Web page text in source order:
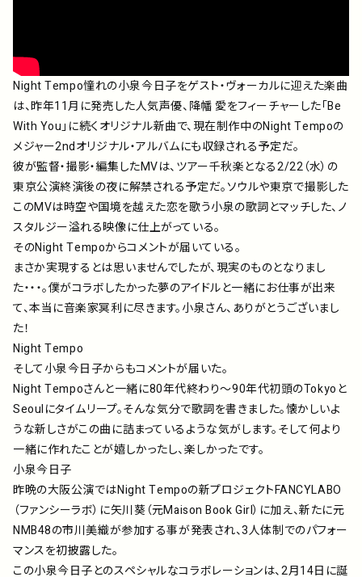
Night Tempo憧れの小泉今日子をゲスト・ヴォーカルに迎えた楽曲
は、昨年11月に発売した人気声優、降幡 愛をフィーチャーした「Be
With You」に続くオリジナル新曲で、現在制作中のNight Tempoの
メジャー2ndオリジナル・アルバムにも収録される予定だ。
彼が監督・撮影・編集したMVは、ツアー千秋楽となる2/22（水）の
東京公演終演後の夜に解禁される予定だ。ソウルや東京で撮影した
このMVは時空や国境を越えた恋を歌う小泉の歌詞とマッチした、ノ
スタルジー溢れる映像に仕上がっている。
そのNight Tempoからコメントが届いている。
まさか実現するとは思いませんでしたが、現実のものとなりまし
た・・・。僕がコラボしたかった夢のアイドルと一緒にお仕事が出来
て、本当に音楽家冥利に尽きます。小泉さん、ありがとうございまし
た！
Night Tempo
そして小泉今日子からもコメントが届いた。
Night Tempoさんと一緒に80年代終わり〜90年代初頭のTokyoと
Seoulにタイムリープ。そんな気分で歌詞を書きました。懐かしいよ
うな新しさがこの曲に詰まっているような気がします。そして何より
一緒に作れたことが嬉しかったし、楽しかったです。
小泉今日子
昨晩の大阪公演ではNight Tempoの新プロジェクトFANCYLABO
（ファンシーラボ）に矢川葵（元Maison Book Girl）に加え、新たに元
NMB48の市川美織が参加する事が発表され、3人体制でのパフォー
マンスを初披露した。
この小泉今日子とのスペシャルなコラボレーションは、2月14日に誕